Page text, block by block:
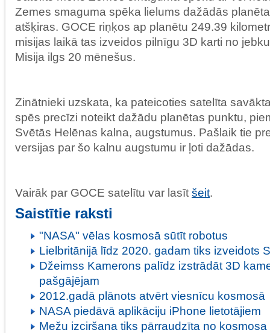
Zemes smaguma spēka lielums dažādās
atšķiras. GOCE riņķos ap planētu 249.39
misijas laikā tas izveidos pilnīgu 3D karti no
Misija ilgs 20 mēnešus.
Zinātnieki uzskata, ka pateicoties satelīta
spēs precīzi noteikt dažādu planētas punktu,
Svētās Helēnas kalna, augstumus. Pašlaik tie
versijas par šo kalnu augstumu ir ļoti dažādas.
Vairāk par GOCE satelītu var lasīt šeit.
Saistītie raksti
"NASA" vēlas kosmosā sūtīt robotus
Lielbritānijā līdz 2020. gadam tiks izveidots
Džeimss Kamerons palīdz izstrādāt 3D
pašgājējam
2012.gadā plānots atvērt viesnīcu kosmosā
NASA piedāvā aplikāciju iPhone lietotājiem
Mežu izciršana tiks pārraudzīta no kosmosa